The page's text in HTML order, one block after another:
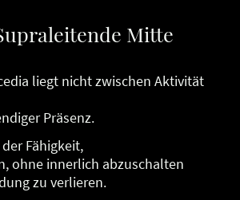
Mitte
liegt nicht zwischen Aktivität
Präsenz.
Fähigkeit,
ohne innerlich abzuschalten
zu verlieren.